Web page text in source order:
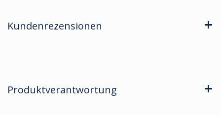
Kundenrezensionen
Produktverantwortung